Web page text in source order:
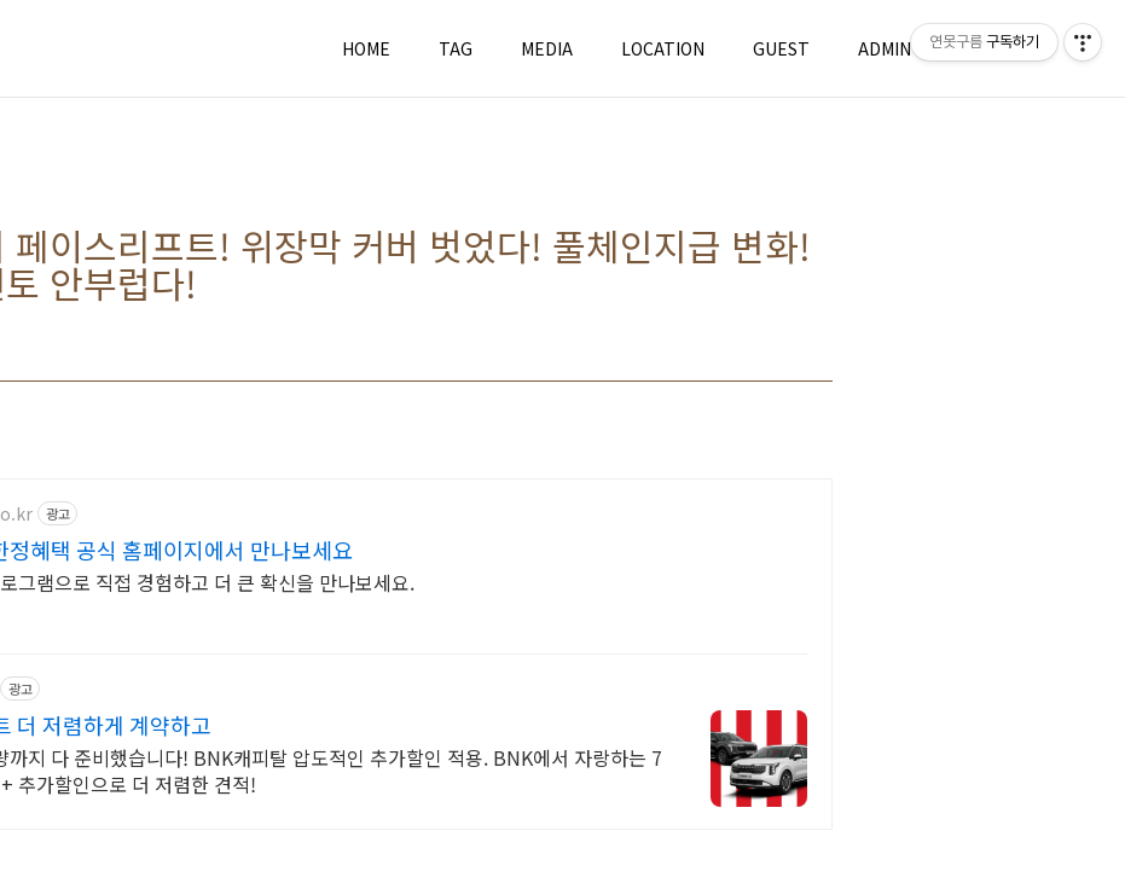
HOME TAG MEDIA LOCATION GUEST ADMIN WRITE
페이스리프트! 위장막 커버 벗었다! 풀체인지급 변화!
안부럽다!
광고
정혜택 공식 홈페이지에서 만나보세요
그램으로 직접 경험하고 더 큰 확신을 만나보세요.
광고
더 저렴하게 계약하고
까지 다 준비했습니다! BNK캐피탈 압도적인 추가할인 적용. BNK에서 자랑하는 7
추가할인으로 더 저렴한 견적!
연못구름 구독하기